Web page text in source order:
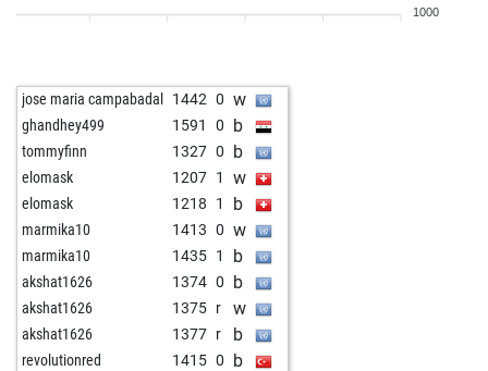
1000
jose maria campabadal 1442 0 w
ghandhey499 1591 0 b
tommyfinn 1327 0 b
elomask 1207 1 w
elomask 1218 1 b
marmika10 1413 0 w
marmika10 1435 1 b
akshat1626 1374 0 b
akshat1626 1375 r w
akshat1626 1377 r b
revolutionred 1415 0 b